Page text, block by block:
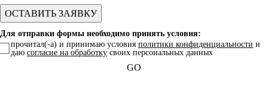
Для отправки формы необходимо принять условия:
прочитал(-а) и принимаю условия политики конфиденциальности и
даю согласие на обработку своих персональных данных
GO